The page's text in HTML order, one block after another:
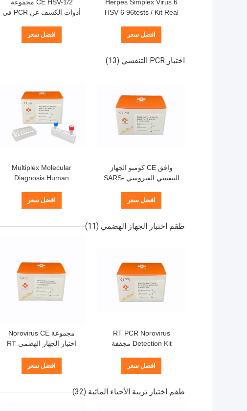
Herpes Simplex Virus 6
HSV-6 96tests / Kit Real
مجفف بالتجميد
افضل سعر
CE HSV-1/2 مجموعة
أدوات الكشف عن PCR في
افضل سعر
اختبار PCR التنفسي (13)
وافق CE كومبو الجهاز
التنفسي الفيروسي SARS-
Virus PCR Test Freeze
Dried Powder
افضل سعر
Multiplex Molecular
Diagnosis Human
(Real Time PCR Kit)
مجففة بالتبريد
افضل سعر
طقم اختبار الجهاز الهضمي (11)
RT PCR Norovirus
Detection Kit مجففة
مسبار الإسفار
افضل سعر
مجموعة Norovirus CE
اختبار الجهاز الهضمي RT
أربعة فيروسات معوية
افضل سعر
طقم اختبار تربية الأحياء المائية (32)